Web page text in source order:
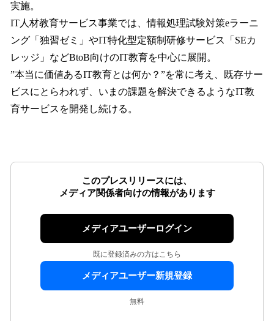
実施。
IT人材教育サービス事業では、情報処理試験対策eラーニ
ング「独習ゼミ」やIT特化型定額制研修サービス「SEカ
レッジ」などBtoB向けのIT教育を中心に展開。
”本当に価値あるIT教育とは何か？”を常に考え、既存サー
ビスにとらわれず、いまの課題を解決できるようなIT教
育サービスを開発し続ける。
このプレスリリースには、
メディア関係者向けの情報があります
メディアユーザーログイン
既に登録済みの方はこちら
メディアユーザー新規登録
無料